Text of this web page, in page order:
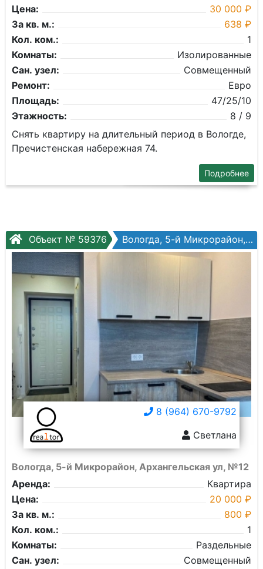
Цена:
30 000 ₽
За кв. м.:
638 ₽
Кол. ком.:
1
Комнаты:
Изолированные
Сан. узел:
Совмещенный
Ремонт:
Евро
Площадь:
47/25/10
Этажность:
8 / 9
Снять квартиру на длительный период в Вологде,
Пречистенская набережная 74.
Подробнее
Объект № 59376 Вологда, 5-й Микрорайон, Архангельская ул, №12
8 (964) 670-9792
Светлана
Вологда, 5-й Микрорайон, Архангельская ул, №12
Аренда:
Квартира
Цена:
20 000 ₽
За кв. м.:
800 ₽
Кол. ком.:
1
Комнаты:
Раздельные
Сан. узел:
Совмещенный